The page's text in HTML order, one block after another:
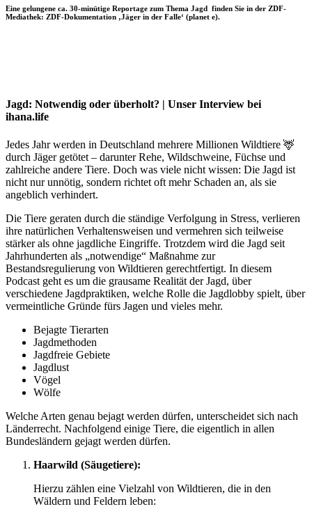
Eine gelungene ca. 30-minütige Reportage zum Thema Jagd finden Sie in der ZDF-
Mediathek: ZDF-Dokumentation ‚Jäger in der Falle‘ (planet e).
Jagd: Notwendig oder überholt? | Unser Interview bei
ihana.life
Jedes Jahr werden in Deutschland mehrere Millionen Wildtiere 🦌
durch Jäger getötet – darunter Rehe, Wildschweine, Füchse und
zahlreiche andere Tiere. Doch was viele nicht wissen: Die Jagd ist
nicht nur unnötig, sondern richtet oft mehr Schaden an, als sie
angeblich verhindert.
Die Tiere geraten durch die ständige Verfolgung in Stress, verlieren
ihre natürlichen Verhaltensweisen und vermehren sich teilweise
stärker als ohne jagdliche Eingriffe. Trotzdem wird die Jagd seit
Jahrhunderten als „notwendige“ Maßnahme zur
Bestandsregulierung von Wildtieren gerechtfertigt. In diesem
Podcast geht es um die grausame Realität der Jagd, über
verschiedene Jagdpraktiken, welche Rolle die Jagdlobby spielt, über
vermeintliche Gründe fürs Jagen und vieles mehr.
Bejagte Tierarten
Jagdmethoden
Jagdfreie Gebiete
Jagdlust
Vögel
Wölfe
Welche Arten genau bejagt werden dürfen, unterscheidet sich nach
Länderrecht. Nachfolgend einige Tiere, die eigentlich in allen
Bundesländern gejagt werden dürfen.
Haarwild (Säugetiere):
Hierzu zählen eine Vielzahl von Wildtieren, die in den
Wäldern und Feldern leben: